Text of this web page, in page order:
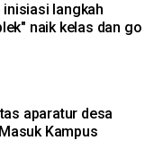
naik kelas dan go
aparatur desa
Kampus